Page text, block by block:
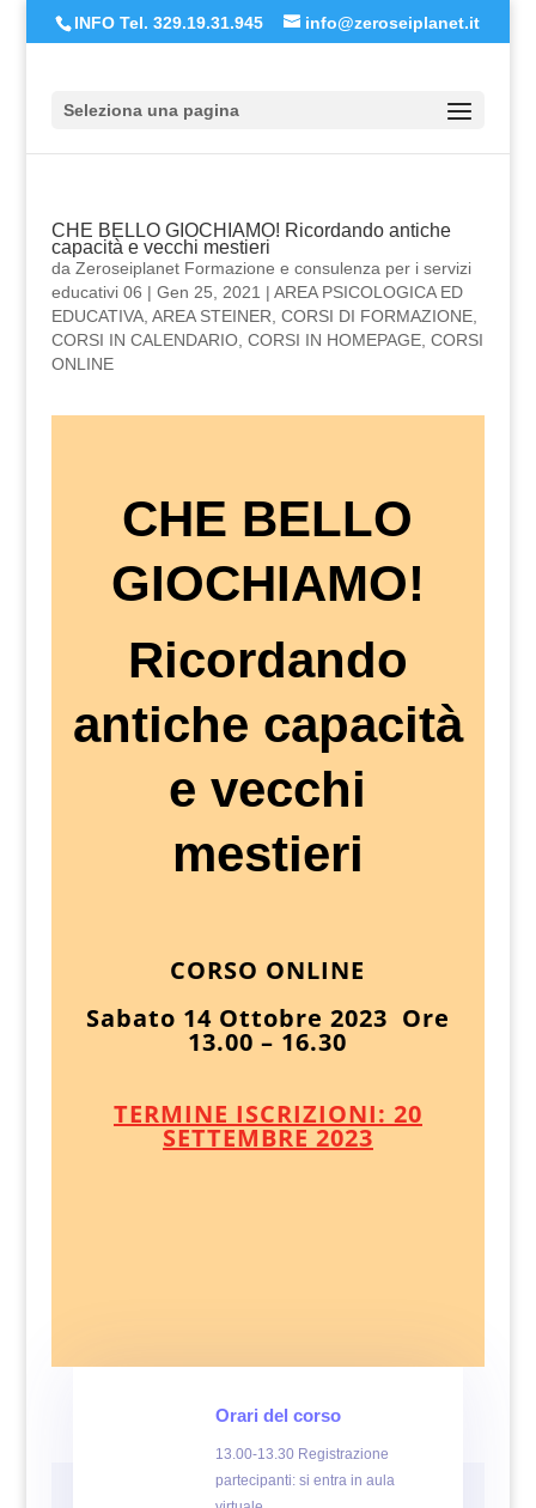
INFO Tel. 329.19.31.945 info@zeroseiplanet.it
Seleziona una pagina
CHE BELLO GIOCHIAMO! Ricordando antiche
capacità e vecchi mestieri
da Zeroseiplanet Formazione e consulenza per i servizi
educativi 06 | Gen 25, 2021 | AREA PSICOLOGICA ED
EDUCATIVA, AREA STEINER CORSI DI FORMAZIONE,
CORSI IN CALENDARIO, CORSI IN HOMEPAGE, CORSI
ONLINE
CHE BELLO
GIOCHIAMO!
Ricordando
antiche capacità
e vecchi
mestieri
CORSO ONLINE
Sabato 14 Ottobre 2023 Ore
13.00 – 16.30
TERMINE ISCRIZIONI: 20
SETTEMBRE 2023
Orari del corso
13.00-13.30 Registrazione
partecipanti: si entra in aula